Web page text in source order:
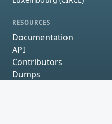
RESOURCES
Documentation
API
Contributors
Dumps